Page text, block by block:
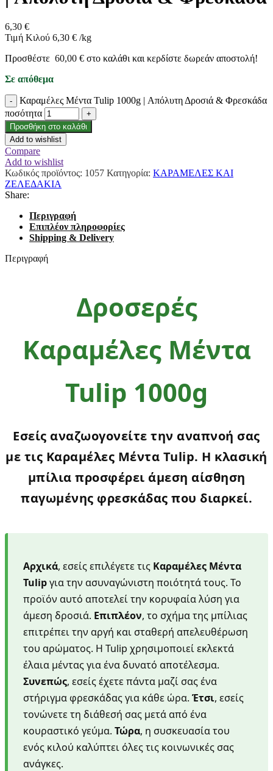
6,30 €
Τιμή Κιλού 6,30 € /kg
Προσθέστε 60,00 € στο καλάθι και κερδίστε δωρεάν αποστολή!
Σε απόθεμα
Καραμέλες Μέντα Tulip 1000g | Απόλυτη Δροσιά & Φρεσκάδα
ποσότητα
Προσθήκη στο καλάθι
Add to wishlist
Compare
Add to wishlist
Κωδικός προϊόντος: 1057 Κατηγορία: ΚΑΡΑΜΕΛΕΣ ΚΑΙ
ΖΕΛΕΔΑΚΙΑ
Share:
Περιγραφή
Επιπλέον πληροφορίες
Shipping & Delivery
Περιγραφή
Δροσερές
Καραμέλες Μέντα
Tulip 1000g
Εσείς αναζωογονείτε την αναπνοή σας
με τις Καραμέλες Μέντα Tulip. Η κλασική
μπίλια προσφέρει άμεση αίσθηση
παγωμένης φρεσκάδας που διαρκεί.
Αρχικά, εσείς επιλέγετε τις Καραμέλες Μέντα
Tulipγια την ασυναγώνιστη ποιότητά τους. Το
προϊόν αυτό αποτελεί την κορυφαία λύση για
άμεση δροσιά. Επιπλέον, το σχήμα της μπίλιας
επιτρέπει την αργή και σταθερή απελευθέρωση
του αρώματος. Η Tulip χρησιμοποιεί εκλεκτά
έλαια μέντας για ένα δυνατό αποτέλεσμα.
Συνεπώς, εσείς έχετε πάντα μαζί σας ένα
στήριγμα φρεσκάδας για κάθε ώρα. Έτσι, εσείς
τονώνετε τη διάθεσή σας μετά από ένα
κουραστικό γεύμα. Τώρα, η συσκευασία του
ενός κιλού καλύπτει όλες τις κοινωνικές σας
ανάγκες.